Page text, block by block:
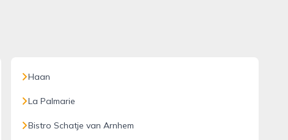
Haan
La Palmarie
Bistro Schatje van Arnhem